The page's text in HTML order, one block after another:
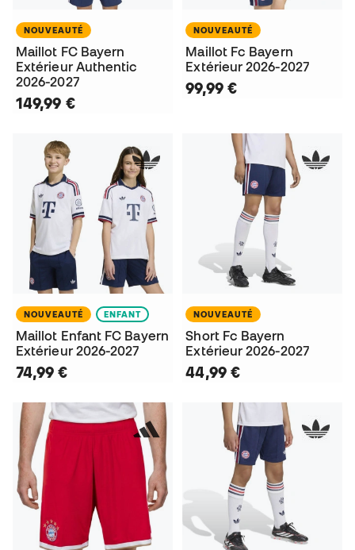
NOUVEAUTÉ
Maillot FC Bayern
Extérieur Authentic
2026-2027
149,99 €
NOUVEAUTÉ
Maillot Fc Bayern
Extérieur 2026-2027
99,99 €
NOUVEAUTÉ ENFANT
Maillot Enfant FC Bayern
Extérieur 2026-2027
74,99 €
NOUVEAUTÉ
Short Fc Bayern
Extérieur 2026-2027
44,99 €